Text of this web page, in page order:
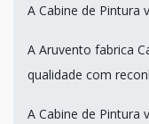
A Cabine de Pintura
A Aruvento fabrica
qualidade com
A Cabine de Pintura